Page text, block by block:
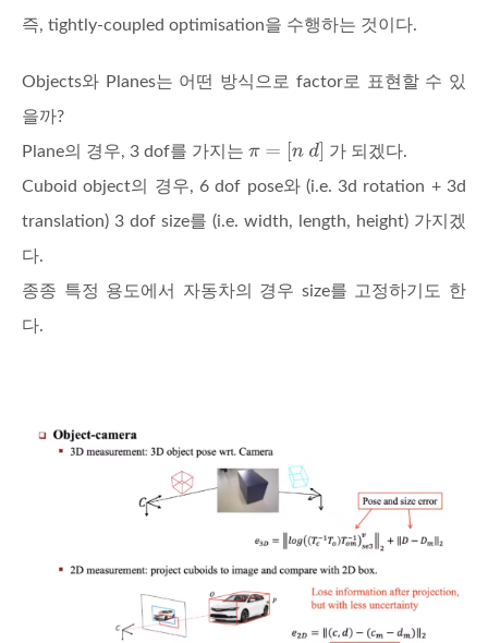
즉, tightly-coupled optimisation을 수행하는 것이다.
Objects와 Planes는 어떤 방식으로 factor로 표현할 수 있
을까?
Plane의 경우, 3 dof를 가지는
가 되겠다.
Cuboid object의 경우, 6 dof pose와 (i.e. 3d rotation + 3d
translation) 3 dof size를 (i.e. width, length, height) 가지겠
다.
종종 특정 용도에서 자동차의 경우 size를 고정하기도 한
다.